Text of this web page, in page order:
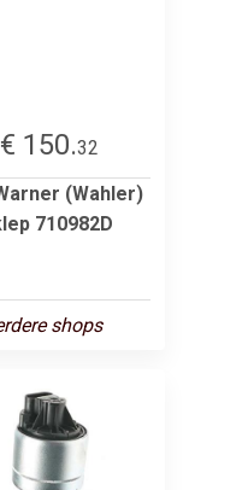
€ 150.32
(Wahler)
710982D
shops